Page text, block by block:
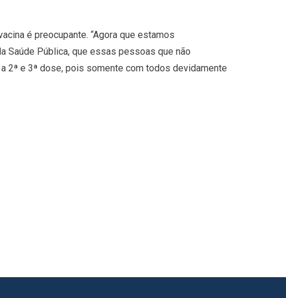
é preocupante. “Agora que estamos
Saúde Pública, que essas pessoas que não
2ª e 3ª dose, pois somente com todos devidamente